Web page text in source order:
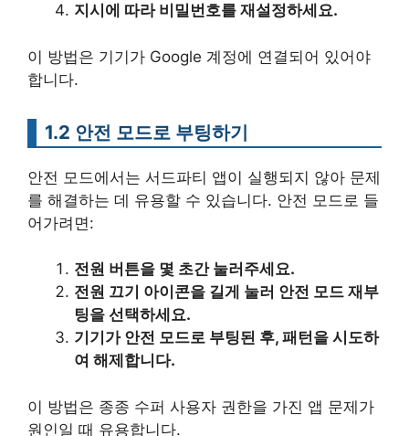
지시에 따라 비밀번호를 재설정하세요.
이 방법은 기기가 Google 계정에 연결되어 있어야
합니다.
1.2 안전 모드로 부팅하기
안전 모드에서는 서드파티 앱이 실행되지 않아 문제
를 해결하는 데 유용할 수 있습니다. 안전 모드로 들
어가려면:
전원 버튼을 몇 초간 눌러주세요.
전원 끄기 아이콘을 길게 눌러 안전 모드 재부
팅을 선택하세요.
기기가 안전 모드로 부팅된 후, 패턴을 시도하
여 해제합니다.
이 방법은 종종 수퍼 사용자 권한을 가진 앱 문제가
원인일 때 유용합니다.